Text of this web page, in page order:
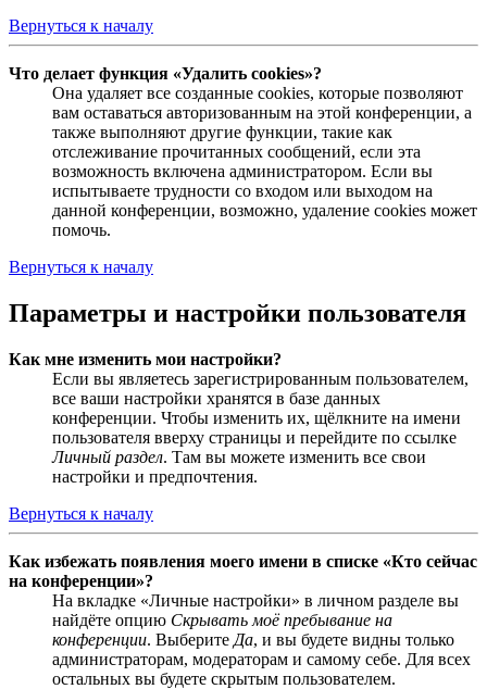
Вернуться к началу
Что делает функция «Удалить cookies»?
Она удаляет все созданные cookies, которые позволяют
вам оставаться авторизованным на этой конференции, а
также выполняют другие функции, такие как
отслеживание прочитанных сообщений, если эта
возможность включена администратором. Если вы
испытываете трудности со входом или выходом на
данной конференции, возможно, удаление cookies может
помочь.
Вернуться к началу
Параметры и настройки пользователя
Как мне изменить мои настройки?
Если вы являетесь зарегистрированным пользователем,
все ваши настройки хранятся в базе данных
конференции. Чтобы изменить их, щёлкните на имени
пользователя вверху страницы и перейдите по ссылке
Личный раздел. Там вы можете изменить все свои
настройки и предпочтения.
Вернуться к началу
Как избежать появления моего имени в списке «Кто сейчас
на конференции»?
На вкладке «Личные настройки» в личном разделе вы
найдёте опцию Скрывать моё пребывание на
конференции. Выберите Да, и вы будете видны только
администраторам, модераторам и самому себе. Для всех
остальных вы будете скрытым пользователем.